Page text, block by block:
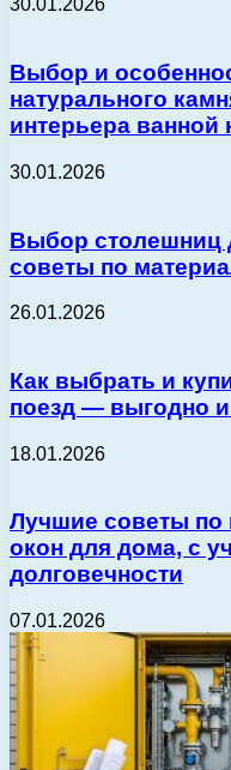
30.01.2026
Выбор и
натурального
интерьера ванной
30.01.2026
Выбор столешниц
советы по
26.01.2026
Как выбрать и
поезд — выгодно
18.01.2026
Лучшие советы по
окон для дома, с
долговечности
07.01.2026